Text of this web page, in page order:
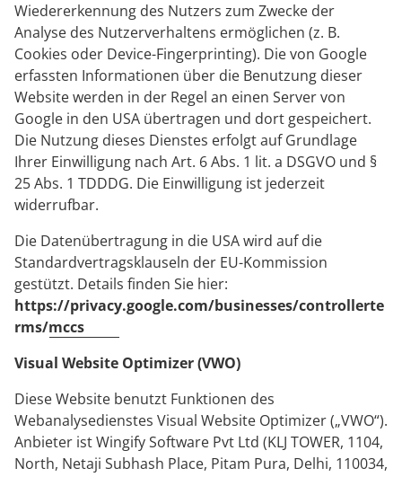
Wiedererkennung des Nutzers zum Zwecke der
Analyse des Nutzerverhaltens ermöglichen (z. B.
Cookies oder Device-Fingerprinting). Die von Google
erfassten Informationen über die Benutzung dieser
Website werden in der Regel an einen Server von
Google in den USA übertragen und dort gespeichert.
Die Nutzung dieses Dienstes erfolgt auf Grundlage
Ihrer Einwilligung nach Art. 6 Abs. 1 lit. a DSGVO und §
25 Abs. 1 TDDDG. Die Einwilligung ist jederzeit
widerrufbar.
Die Datenübertragung in die USA wird auf die
Standardvertragsklauseln der EU-Kommission
gestützt. Details finden Sie hier:
https://privacy.google.com/businesses/controllerte
rms/mccs
Visual Website Optimizer (VWO)
Diese Website benutzt Funktionen des
Webanalysedienstes Visual Website Optimizer („VWO“).
Anbieter ist Wingify Software Pvt Ltd (KLJ TOWER, 1104,
North, Netaji Subhash Place, Pitam Pura, Delhi, 110034,